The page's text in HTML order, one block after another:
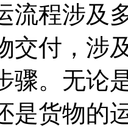
流程涉及
交付，涉
骤。无论
是货物的